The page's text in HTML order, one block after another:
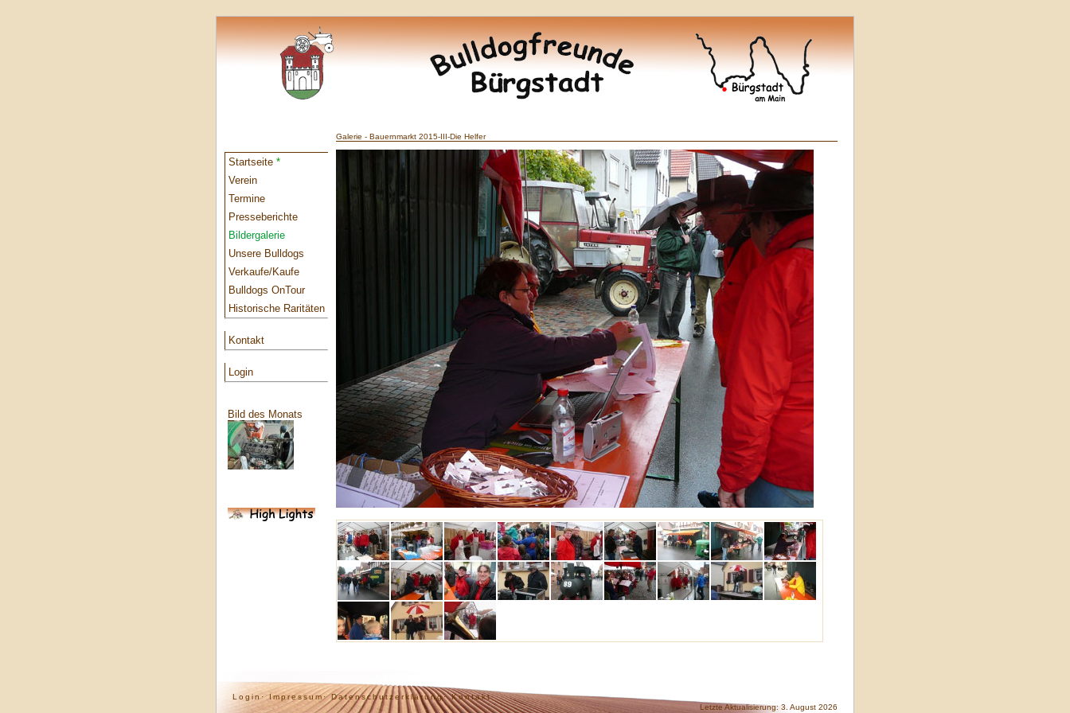
Startseite *
Verein
Termine
Presseberichte
Bildergalerie
Unsere Bulldogs
Verkaufe/Kaufe
Bulldogs OnTour
Historische Raritäten
Kontakt
Login
Bild des Monats
Galerie - Bauernmarkt 2015-III-Die Helfer
Login· Impressum· Datenschutzerklärung· Kontakt·
Letzte Aktualisierung: 3. August 2026